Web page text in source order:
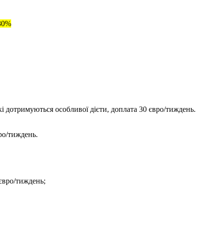
особливої дієти, доплата 30 євро/тиждень.
тиждень.
тиждень;